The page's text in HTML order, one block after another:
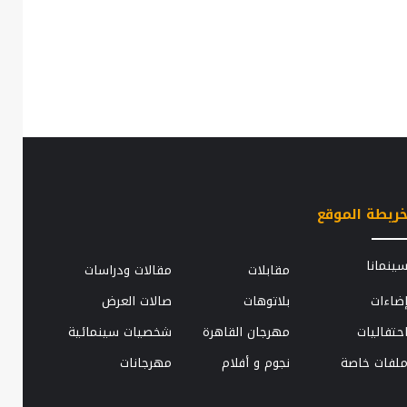
بماركيز
واختيار
خريطة الموقع
سينمانا مقابلات
مقالات ودراسات
إضاءات
بلاتوهات
صالات العرض
احتفاليات
مهرجان القاهرة
شخصيات سينمائية
ملفات خاصة
نجوم و أفلام مهرجانات